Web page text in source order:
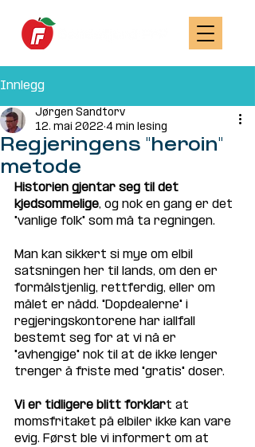
Innlegg
Regjeringens "heroin"
metode
Jørgen Sandtorv
12. mai 2022 4 min lesing
Historien gjentar seg til det
kjedsommelige, og nok en gang er det
"vanlige folk" som må ta regningen.
Man kan sikkert si mye om elbil
satsningen her til lands, om den er
formålstjenlig, rettferdig, eller om
målet er nådd. "Dopdealerne" i
regjeringskontorene har iallfall
bestemt seg for at vi nå er
"avhengige" nok til at de ikke lenger
trenger å friste med "gratis" doser.
Vi er tidligere blitt forklart at
momsfritaket på elbiler ikke kan vare
evig. Først ble vi informert om at